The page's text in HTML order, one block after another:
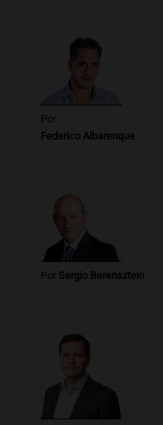
Por
Federico Albarenque
Por Sergio Berensztein